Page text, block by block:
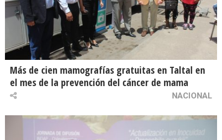
Más de cien mamografías gratuitas en Taltal en
el mes de la prevención del cáncer de mama
NACIONAL